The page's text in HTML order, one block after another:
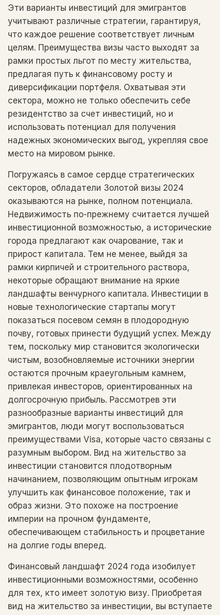
Эти варианты инвестиций для эмигрантов
учитывают различные стратегии, гарантируя,
что каждое решение соответствует личным
целям. Преимущества визы часто выходят за
рамки простых льгот по месту жительства,
предлагая путь к финансовому росту и
диверсификации портфеля. Охватывая эти
сектора, можно не только обеспечить себе
резидентство за счет инвестиций, но и
использовать потенциал для получения
надежных экономических выгод, укрепляя свое
место на мировом рынке.
Погружаясь в самое сердце стратегических
секторов, обладатели Золотой визы 2024
оказываются на рынке, полном потенциала.
Недвижимость по-прежнему считается лучшей
инвестиционной возможностью, а исторические
города предлагают как очарование, так и
прирост капитала. Тем не менее, выйдя за
рамки кирпичей и строительного раствора,
некоторые обращают внимание на яркие
ландшафты венчурного капитала. Инвестиции в
новые технологические стартапы могут
показаться посевом семян в плодородную
почву, готовых принести будущий успех. Между
тем, поскольку мир становится экологически
чистым, возобновляемые источники энергии
остаются прочным краеугольным камнем,
привлекая инвесторов, ориентированных на
долгосрочную прибыль. Рассмотрев эти
разнообразные варианты инвестиций для
эмигрантов, люди могут воспользоваться
преимуществами Visa, которые часто связаны с
разумным выбором. Вид на жительство за
инвестиции становится плодотворным
начинанием, позволяющим опытным игрокам
улучшить как финансовое положение, так и
образ жизни. Это похоже на построение
империи на прочном фундаменте,
обеспечивающем стабильность и процветание
на долгие годы вперед.
Финансовый ландшафт 2024 года изобилует
инвестиционными возможностями, особенно
для тех, кто имеет золотую визу. Приобретая
вид на жительство за инвестиции, вы вступаете